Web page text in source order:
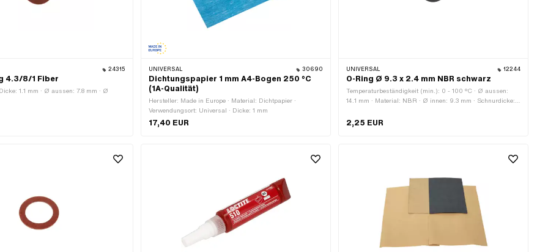
24315
4.3/8/1 Fiber
1.1 mm · Ø aussen: 7.8 mm · Ø
UNIVERSAL 30690
Dichtungspapier 1 mm A4-Bogen 250 °C
(1A-Qualität)
Hersteller: Made in Europe · Material: Dichtpapier ·
Verwendungsort: Universal · Dicke: 1 mm
17,40 EUR
UNIVERSAL 12244
O-Ring Ø 9.3 x 2.4 mm NBR schwarz
Temperaturbeständigkeit (min.): 0 - 100 °C · Ø aussen:
14.1 mm · Material: NBR · Ø innen: 9.3 mm · Schnurdicke:
2,25 EUR